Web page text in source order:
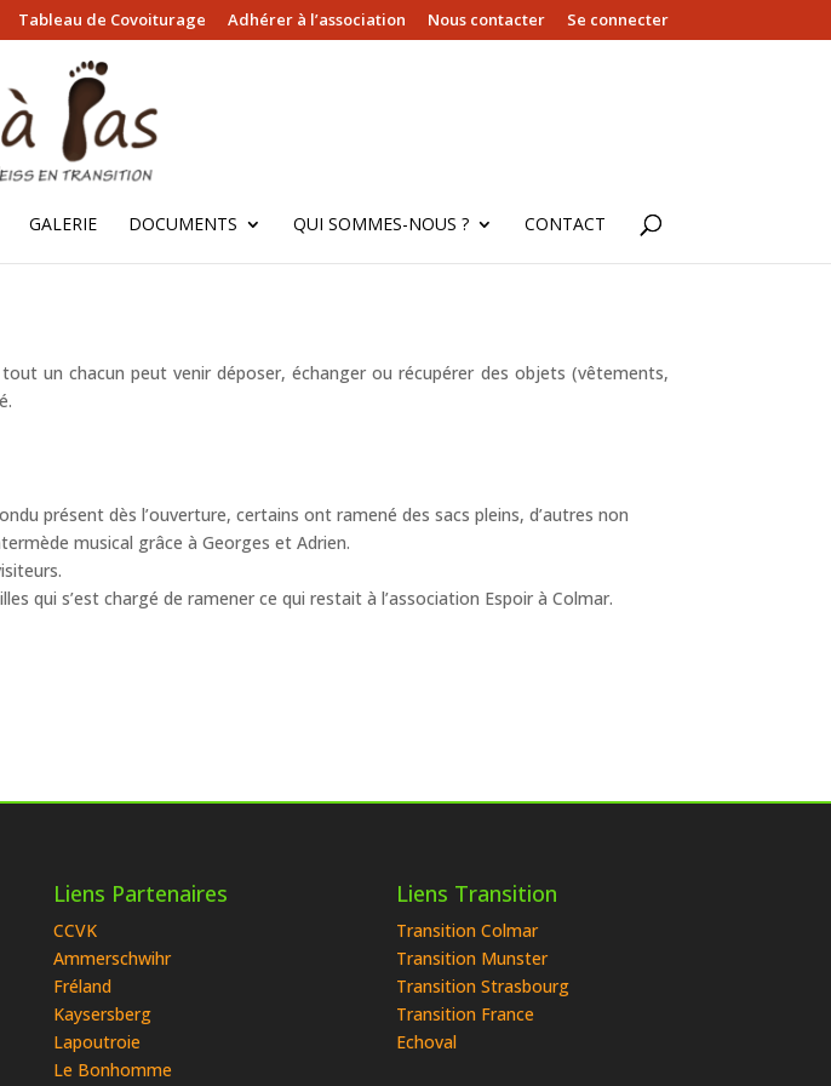
Tableau de Covoiturage Adhérer à l’association Nous contacter Se connecter
GALERIE DOCUMENTS QUI SOMMES-NOUS ? CONTACT
un chacun peut venir déposer, échanger ou récupérer des objets (vêtements,
présent dès l’ouverture, certains ont ramené des sacs pleins, d’autres non
musical grâce à Georges et Adrien.
qui s’est chargé de ramener ce qui restait à l’association Espoir à Colmar.
Liens Partenaires
CCVK
Ammerschwihr
Fréland
Kaysersberg
Lapoutroie
Le Bonhomme
Liens Transition
Transition Colmar
Transition Munster
Transition Strasbourg
Transition France
Echoval